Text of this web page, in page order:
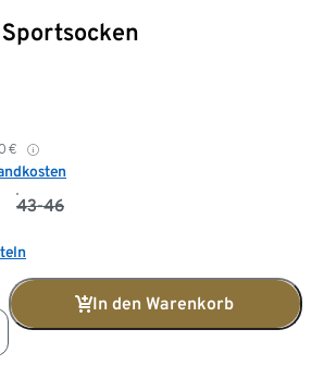
€
43-46
In den Warenkorb